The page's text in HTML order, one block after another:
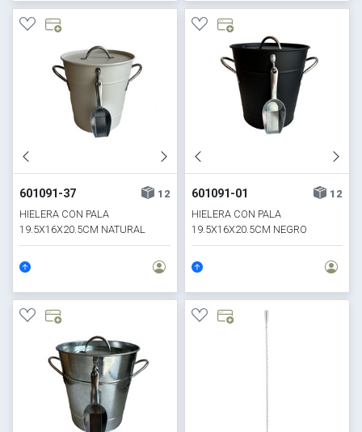
601091-37
12
HIELERA CON PALA
19.5X16X20.5CM NATURAL
601091-01
12
HIELERA CON PALA
19.5X16X20.5CM NEGRO